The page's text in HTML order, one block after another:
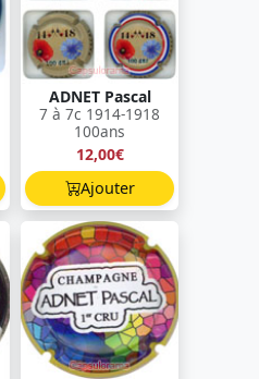
ADNET Pascal
7 à 7c 1914-1918
100ans
12,00€
Ajouter